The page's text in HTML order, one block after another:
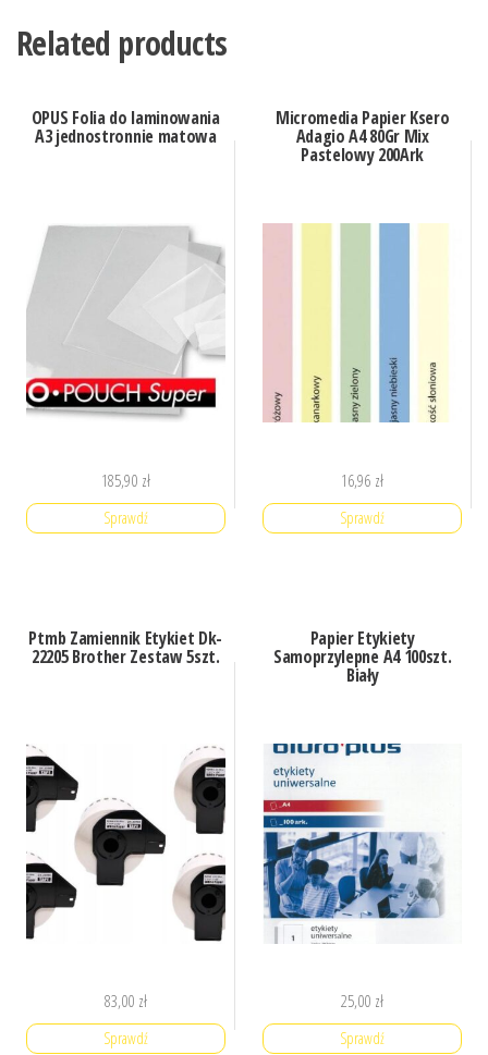
Related products
OPUS Folia do laminowania
A3 jednostronnie matowa
185,90 zł
Sprawdź
Micromedia Papier Ksero
Adagio A4 80Gr Mix
Pastelowy 200Ark
16,96 zł
Sprawdź
Ptmb Zamiennik Etykiet Dk-
22205 Brother Zestaw 5szt.
83,00 zł
Sprawdź
Papier Etykiety
Samoprzylepne A4 100szt.
Biały
25,00 zł
Sprawdź